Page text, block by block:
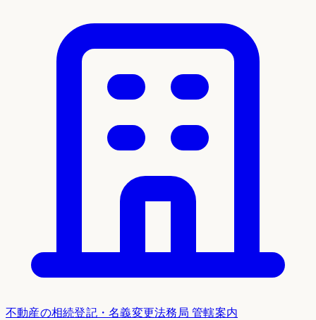
不動産の相続登記・名義変更法務局 管轄案内